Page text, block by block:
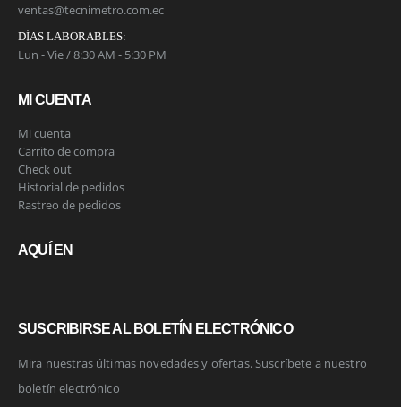
ventas@tecnimetro.com.ec
DÍAS LABORABLES:
Lun - Vie / 8:30 AM - 5:30 PM
MI CUENTA
Mi cuenta
Carrito de compra
Check out
Historial de pedidos
Rastreo de pedidos
AQUÍ EN
SUSCRIBIRSE AL BOLETÍN ELECTRÓNICO
Mira nuestras últimas novedades y ofertas. Suscríbete a nuestro
boletín electrónico